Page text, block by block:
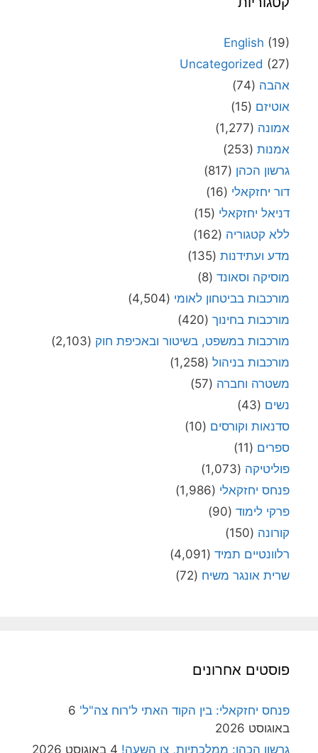
English (19)
Uncategorized (27)
אהבה (74)
אוטיזם (15)
אמונה (1,277)
אמנות (253)
גרשון הכהן (817)
דור יחזקאלי (16)
דניאל יחזקאלי (15)
ללא קטגוריה (162)
מדע ועתידנות (135)
מוסיקה וסאונד (8)
מורכבות בביטחון לאומי (4,504)
מורכבות בחינוך (420)
מורכבות במשפט, בשיטור ובאכיפת חוק (2,103)
מורכבות בניהול (1,258)
משטרה וחברה (57)
נשים (43)
סדנאות וקורסים (10)
ספרים (11)
פוליטיקה (1,073)
פנחס יחזקאלי (1,986)
פרקי לימוד (90)
קורונה (150)
רלוונטיים תמיד (4,091)
שרית אונגר משיח (72)
פוסטים אחרונים
פנחס יחזקאלי: בין הקוד האתי ל'רוח צה"ל' 6
באוגוסט 2026
גרשון הכהן: ממלכתיות, צו השעה! 4 באוגוסט 2026